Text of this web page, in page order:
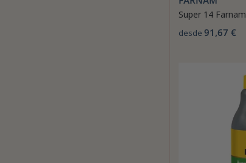
Super 14 Farnam
desde 91,67 €